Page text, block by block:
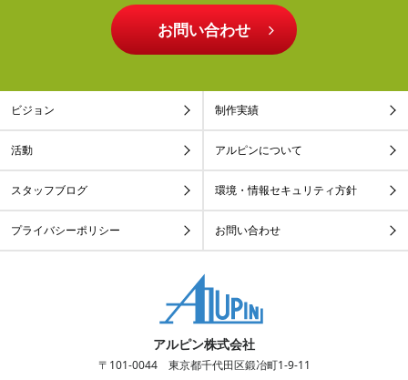
お問い合わせ
ビジョン 制作実績
活動 アルピンについて
スタッフブログ 環境・情報セキュリティ方針
プライバシーポリシー お問い合わせ
アルピン株式会社
〒101-0044 東京都千代田区鍛冶町1-9-11